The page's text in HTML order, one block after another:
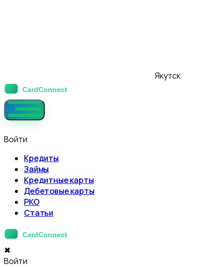
Якутск
Войти
Кредиты
Займы
Кредитные карты
Дебетовые карты
РКО
Статьи
✖
Войти